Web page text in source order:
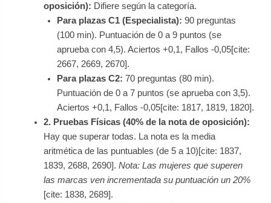
oposición): Difiere según la categoría.
Para plazas C1 (Especialista): 90 preguntas
(100 min). Puntuación de 0 a 9 puntos (se
aprueba con 4,5). Aciertos +0,1, Fallos -0,05[cite:
2667, 2669, 2670].
Para plazas C2: 70 preguntas (80 min).
Puntuación de 0 a 7 puntos (se aprueba con 3,5).
Aciertos +0,1, Fallos -0,05[cite: 1817, 1819, 1820].
2. Pruebas Físicas (40% de la nota de oposición):
Hay que superar todas. La nota es la media
aritmética de las puntuables (de 5 a 10)[cite: 1837,
1839, 2688, 2690]. Nota: Las mujeres que superen
las marcas ven incrementada su puntuación un 20%
[cite: 1838, 2689].